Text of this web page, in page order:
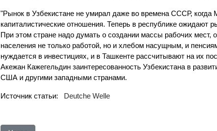
"Рынок в Узбекистане не умирал даже во времена СССР, когда
капиталистические отношения. Теперь в республике ожидают
При этом стране надо думать о создании массы рабочих мест,
населения не только работой, но и хлебом насущным, и
нуждается в инвестициях, и в Ташкенте рассчитывают на их
Акежан Кажегельдин заинтересованность Узбекистана в
США и другими западными странами.
Источник статьи: Deutche Welle